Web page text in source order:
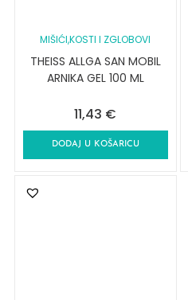
MIŠIĆI,KOSTI I ZGLOBOVI
THEISS ALLGA SAN MOBIL
ARNIKA GEL 100 ML
11,43 €
DODAJ U KOŠARICU